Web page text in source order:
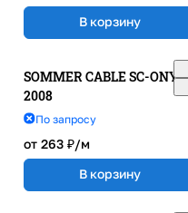
В корзину
SOMMER CABLE SC-ONYX
2008
По запросу
от 263 ₽/м
В корзину